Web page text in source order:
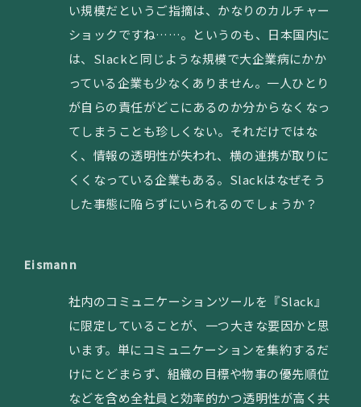
い規模だというご指摘は、かなりのカルチャー
ショックですね……。というのも、日本国内に
は、Slackと同じような規模で大企業病にかか
っている企業も少なくありません。一人ひとり
が自らの責任がどこにあるのか分からなくなっ
てしまうことも珍しくない。それだけではな
く、情報の透明性が失われ、横の連携が取りに
くくなっている企業もある。Slackはなぜそう
した事態に陥らずにいられるのでしょうか？
Eismann
社内のコミュニケーションツールを『Slack』
に限定していることが、一つ大きな要因かと思
います。単にコミュニケーションを集約するだ
けにとどまらず、組織の目標や物事の優先順位
などを含め全社員と効率的かつ透明性が高く共